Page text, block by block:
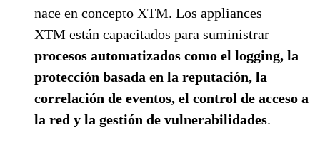
nace en concepto XTM. Los appliances
XTM están capacitados para suministrar
procesos automatizados como el logging, la
protección basada en la reputación, la
correlación de eventos, el control de acceso a
la red y la gestión de vulnerabilidades.